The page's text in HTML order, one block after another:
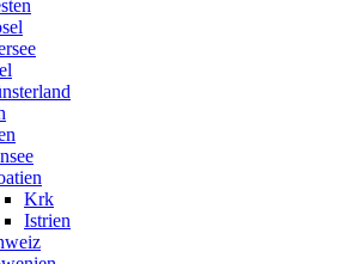
Krk
Istrien